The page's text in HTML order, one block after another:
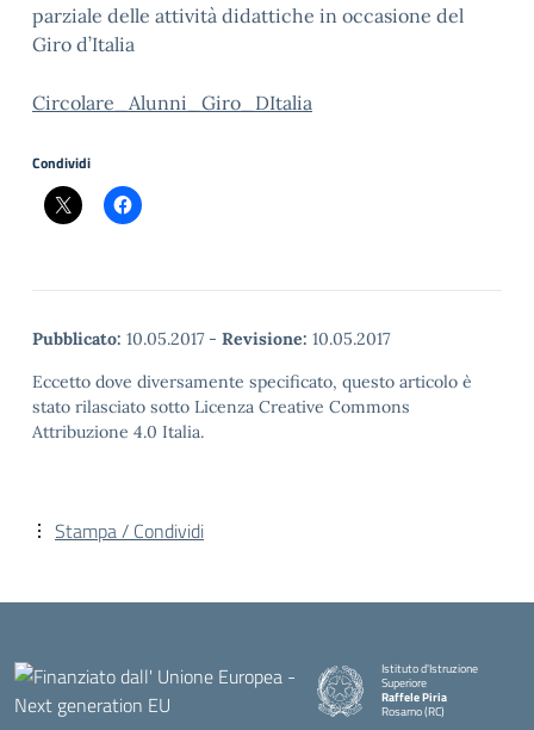
parziale delle attività didattiche in occasione del
Giro d’Italia
Circolare_Alunni_Giro_DItalia
Condividi
Pubblicato: 10.05.2017 - Revisione: 10.05.2017
Eccetto dove diversamente specificato, questo articolo è
stato rilasciato sotto Licenza Creative Commons
Attribuzione 4.0 Italia.
Stampa / Condividi
Istituto d'Istruzione
Superiore
Raffele Piria
Rosarno (RC)